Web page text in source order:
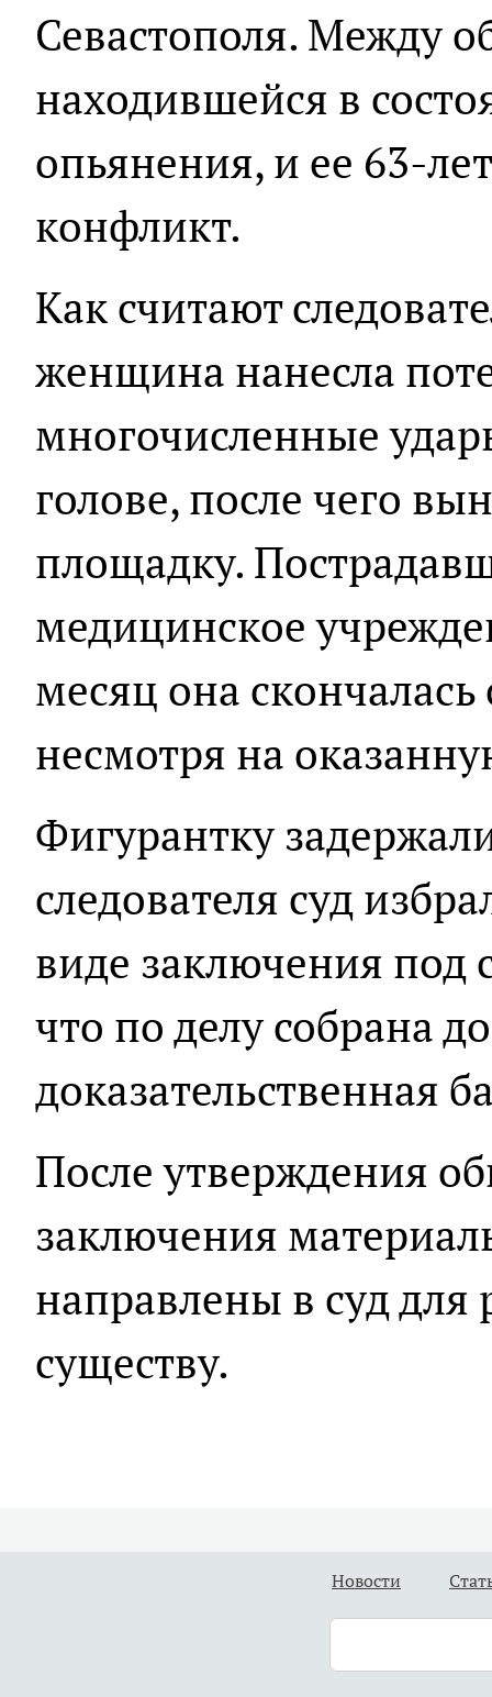
Севастополя. Между
находившейся в
опьянения, и ее 63-
конфликт.
Как считают
женщина нанесла
многочисленные
голове, после чего
площадку.
медицинское
месяц она
несмотря на
Фигурантку
следователя суд
виде заключения под
что по делу собрана
доказательственная
После утверждения
заключения
направлены в суд для
существу.
Новости